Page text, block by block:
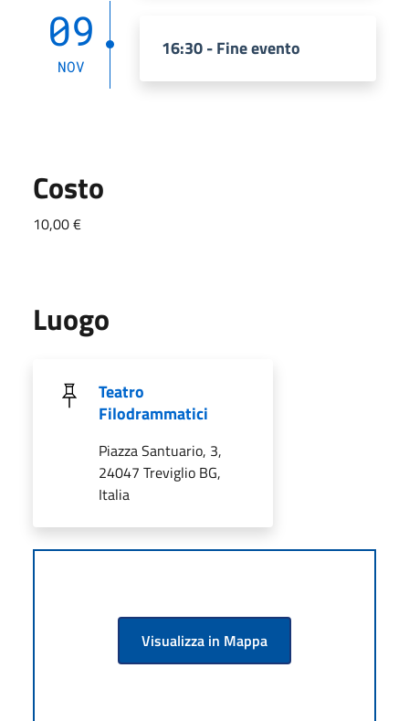
09
NOV
16:30 - Fine evento
Costo
10,00 €
Luogo
Teatro
Filodrammatici
Piazza Santuario, 3,
24047 Treviglio BG,
Italia
Visualizza in Mappa